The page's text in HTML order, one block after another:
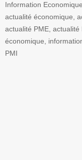
Information
actualité économique,
actualité PME,
économique,
PMI